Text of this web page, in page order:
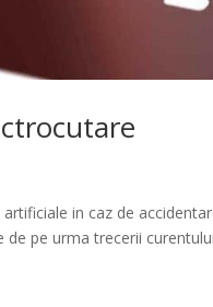
in caz de
pe urma trecerii